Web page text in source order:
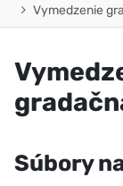
Vymedzenie
Súbory